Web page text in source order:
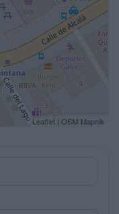
Leaflet | OSM Mapnik